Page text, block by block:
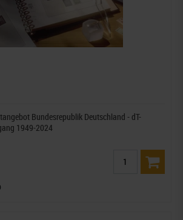
Bundesrepublik Deutschland - dT-
1949-2024